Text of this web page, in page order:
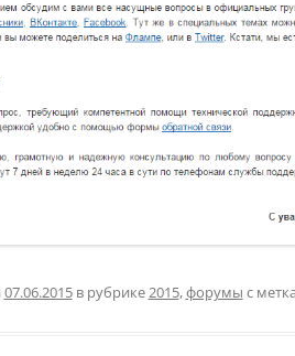
07.06.2015в рубрике2015,форумы с